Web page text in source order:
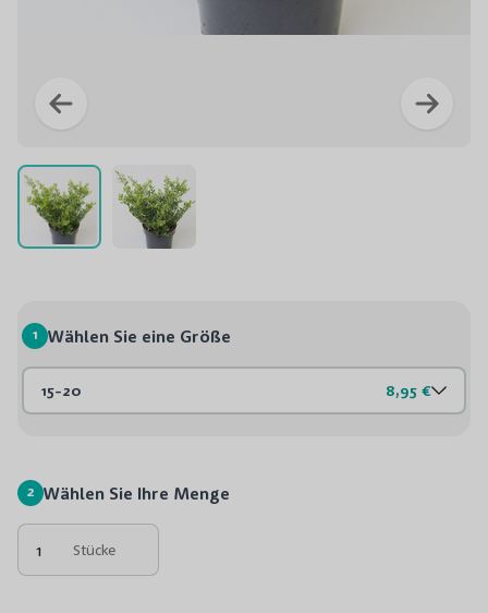
1 Wählen Sie eine Größe
15-20 8,95 €
2 Wählen Sie Ihre Menge
Stücke